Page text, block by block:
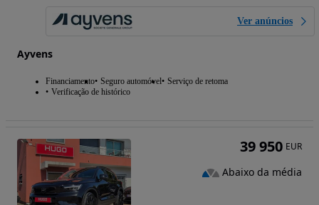
Ver anúncios
Ayvens
Financiamento Seguro automóvel Serviço de retoma
Verificação de histórico
39 950 EUR
Abaixo da média